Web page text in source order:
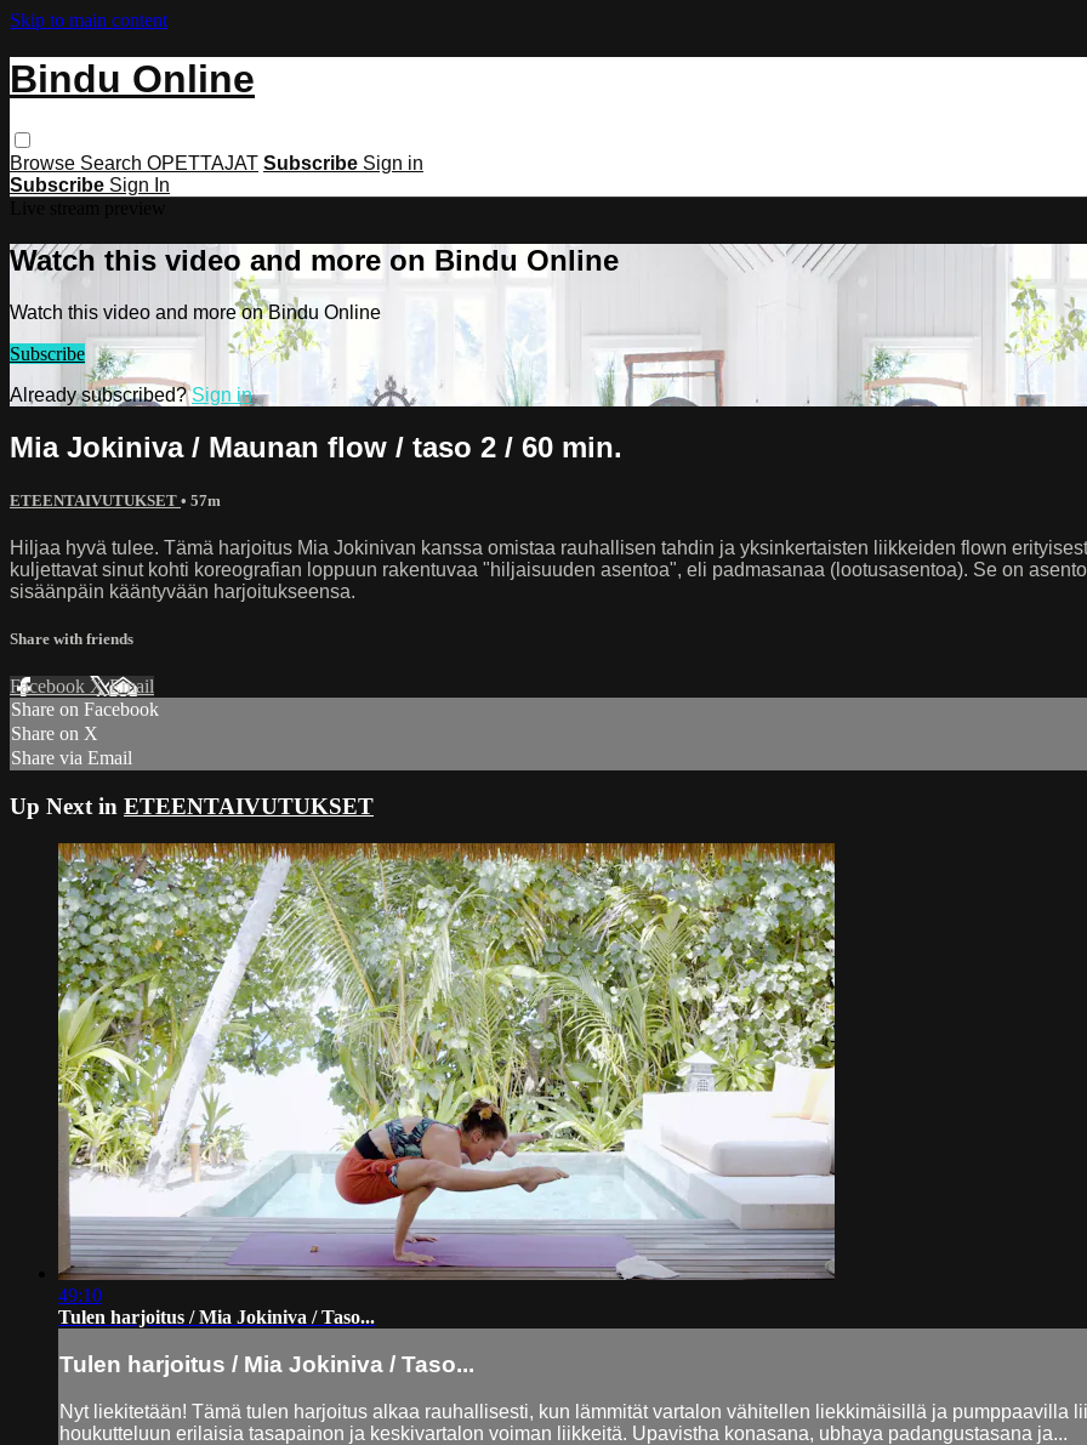
Skip to main content
Bindu Online
Browse Search OPETTAJAT Subscribe Sign in
Subscribe Sign In
Watch this video and more on Bindu Online
Watch this video and more on Bindu Online
Subscribe
Already subscribed?Sign in
Mia Jokiniva / Maunan flow / taso 2 / 60 min.
ETEENTAIVUTUKSET • 57m
Hiljaa hyvä tulee. Tämä harjoitus Mia Jokinivan kanssa omistaa rauhallisen tahdin ja yksinkertaisten liikkeiden flown
kuljettavat sinut kohti koreografian loppuun rakentuvaa "hiljaisuuden asentoa", eli padmasanaa (lootusasentoa). Se on
sisäänpäin kääntyvään harjoitukseensa.
Share with friends
Facebook XEmail
Share on Facebook
Share on X
Share via Email
Up Next in ETEENTAIVUTUKSET
49:10
Tulen harjoitus / Mia Jokiniva / Taso...
Tulen harjoitus / Mia Jokiniva / Taso...
Nyt liekitetään! Tämä tulen harjoitus alkaa rauhallisesti, kun lämmität vartalon vähitellen liekkimäisillä ja pumppaavilla
houkutteluun erilaisia tasapainon ja keskivartalon voiman liikkeitä. Upavistha konasana, ubhaya padangustasana ja...